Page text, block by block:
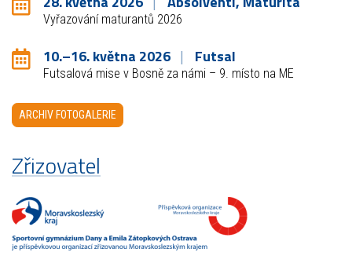
Vyřazování maturantů 2026
10.–16. května 2026 Futsal
Futsalová mise v Bosně za námi – 9. místo na ME
ARCHIV FOTOGALERIE
Zřizovatel